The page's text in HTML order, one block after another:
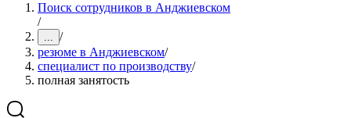
Поиск сотрудников в Анджиевском
/
... /
резюме в Анджиевском/
специалист по производству/
полная занятость